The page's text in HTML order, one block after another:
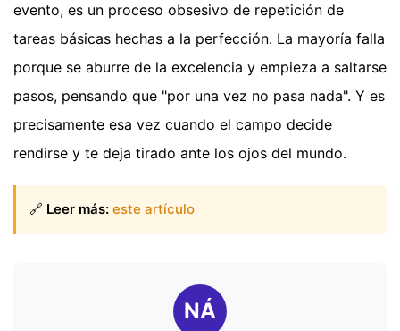
evento, es un proceso obsesivo de repetición de
tareas básicas hechas a la perfección. La mayoría falla
porque se aburre de la excelencia y empieza a saltarse
pasos, pensando que "por una vez no pasa nada". Y es
precisamente esa vez cuando el campo decide
rendirse y te deja tirado ante los ojos del mundo.
🔗 Leer más: este artículo
NÁ